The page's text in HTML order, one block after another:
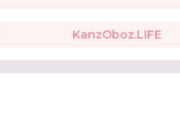
KanzOboz.LIFE